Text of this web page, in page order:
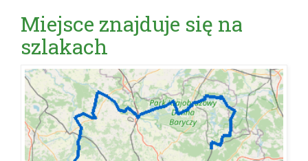
Miejsce znajduje się na
szlakach